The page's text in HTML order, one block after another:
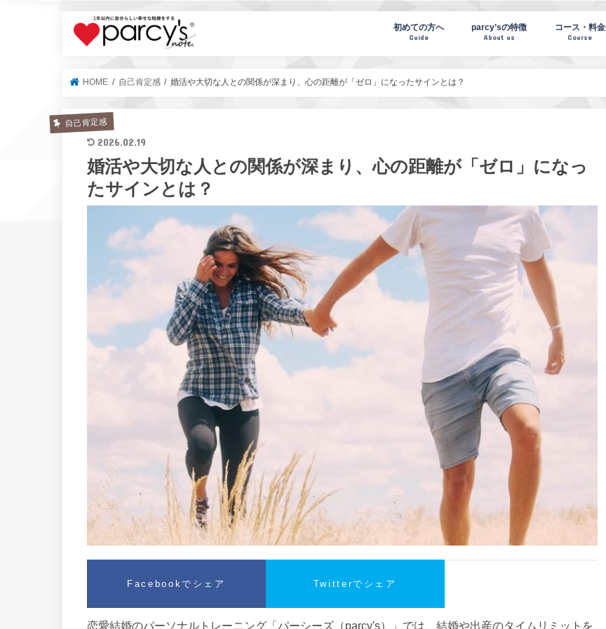
parcy's note(パーシーズノート)
初めての方へ
Guide
parcy’sの特徴
About us
コース・料金
Course
HOME 自己肯定感 婚活や大切な人との関係が深まり、心の距離が「ゼロ」になったサインとは？
自己肯定感
2026.02.19
婚活や大切な人との関係が深まり、心の距離が「ゼロ」になっ
たサインとは？
Facebookでシェア Twitterでシェア
恋愛結婚のパーソナルトレーニング「パーシーズ（parcy's）」では、結婚や出産のタイムリミットを